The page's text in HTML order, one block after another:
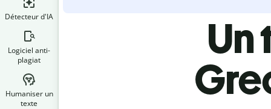
Détecteur d'IA
Logiciel anti-
plagiat
Humaniser un
texte
Un